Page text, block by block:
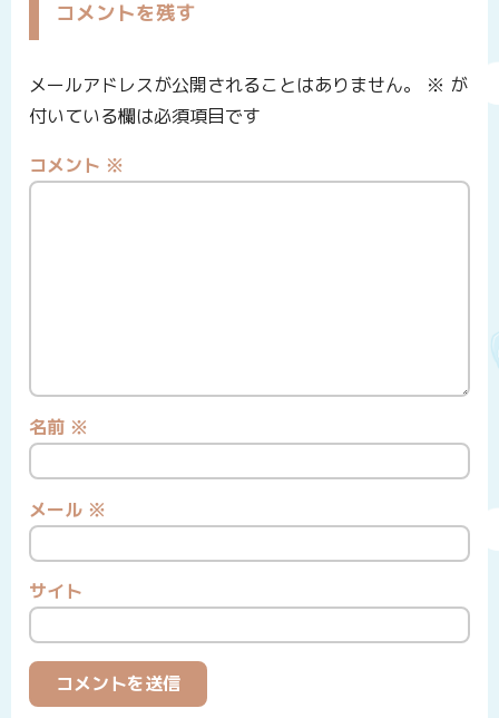
コメントを残す
メールアドレスが公開されることはありません。 ※ が
付いている欄は必須項目です
コメント ※
名前 ※
メール ※
サイト